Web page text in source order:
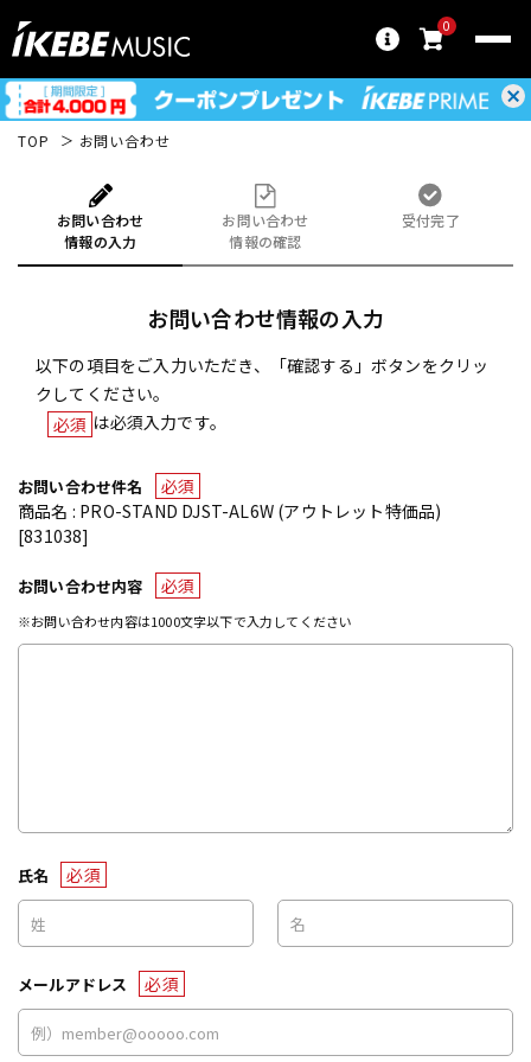
0
TOP お問い合わせ
お問い合わせ
情報の入力
お問い合わせ
情報の確認
受付完了
お問い合わせ情報の入力
以下の項目をご入力いただき、「確認する」ボタンをクリッ
クしてください。
必須 は必須入力です。
お問い合わせ件名
必須
商品名 : PRO-STAND DJST-AL6W (アウトレット特価品)
[831038]
お問い合わせ内容 必須
※お問い合わせ内容は1000文字以下で入力してください
氏名 必須
メールアドレス 必須